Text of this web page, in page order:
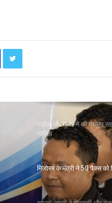
FacebookTwitter
ओडिशा के 29.5 लाख किसानों
मोहोल और गुर्जर ने की प्रमुख
समीक्षा
मिजोरम के मंत्री ने 50 पैक्स को